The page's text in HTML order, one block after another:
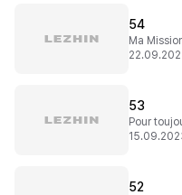
54
Ma
53
Pour
52